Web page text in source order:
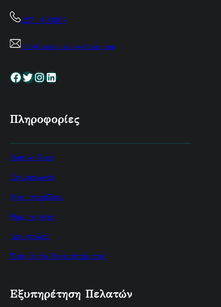
2271 100307
info@denise-deco-website.com
Facebook Twitter InstagramLinkedin
Πληροφορίες
Denise-Deco
Επικοινωνία
Μας στηρίζουν
Όροι χρήσης
Αποστολές
Τοποθεσία Καταστήματος
Εξυπηρέτηση Πελατών